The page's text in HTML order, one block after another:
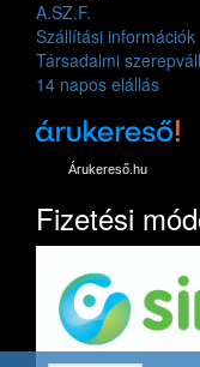
A.SZ.F.
Szállítási információk
Társadalmi
14 napos elállás
Árukereső.hu
Fizetési